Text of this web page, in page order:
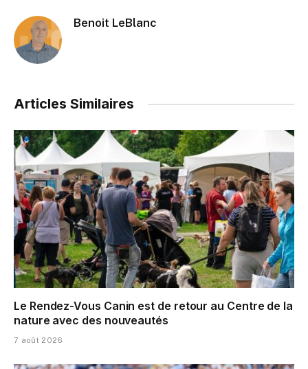
Benoit LeBlanc
Articles Similaires
Le Rendez-Vous Canin est de retour au Centre de la
nature avec des nouveautés
7 août 2026